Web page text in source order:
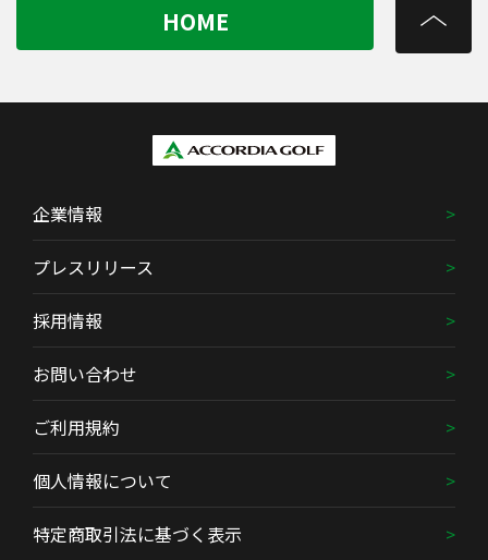
HOME
企業情報
プレスリリース
採用情報
お問い合わせ
ご利用規約
個人情報について
特定商取引法に基づく表示